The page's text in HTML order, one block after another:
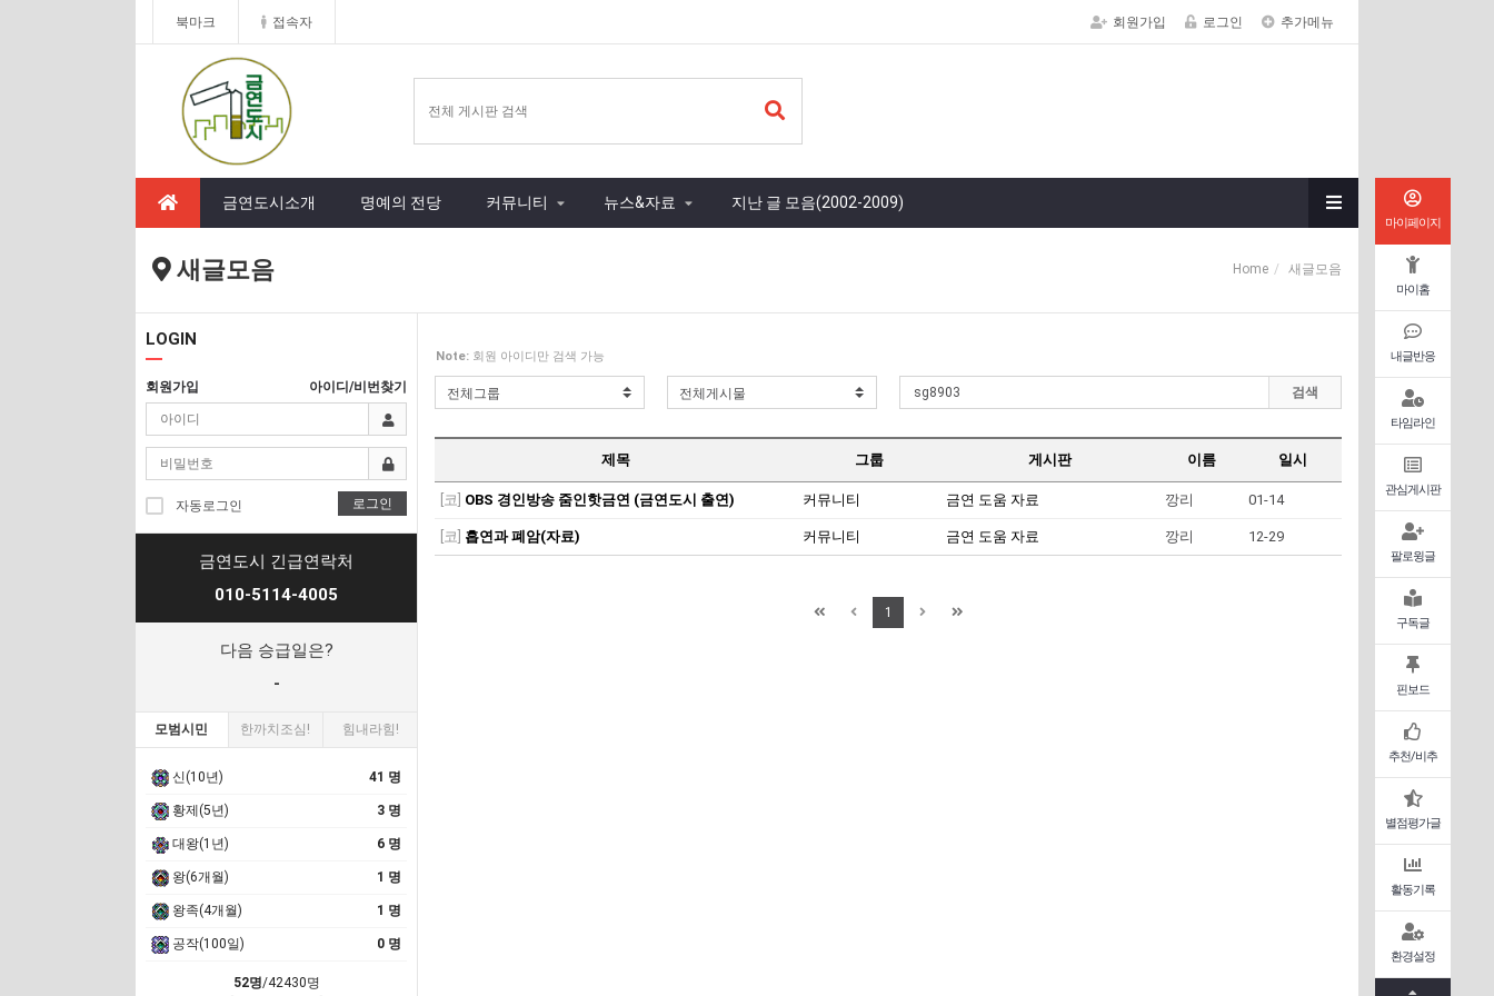
북마크 접속자 회원가입 로그인 추가메뉴
금연도시소개 명예의 전당 커뮤니티 뉴스&자료 지난 글 모음(2002-2009)
새글모음 Home 새글모음
마이페이지
마이홈
내글반응
타임라인
관심게시판
팔로윙글
구독글
핀보드
추천/비추
별점평가글
활동기록
환경설정
LOGIN
회원가입 아이디/비번찾기
자동로그인 로그인
금연도시 긴급연락처
010-5114-4005
다음 승급일은?
-
모범시민 한까치조심! 힘내라힘!
신(10년) 41 명
황제(5년) 3 명
대왕(1년) 6 명
왕(6개월) 1 명
왕족(4개월) 1 명
공작(100일) 0 명
52명/42430명
Note: 회원 아이디만 검색 가능
검색
제목 그룹 게시판 이름 일시
[코] OBS 경인방송 줌인핫금연 (금연도시 출연) 커뮤니티 금연 도움 자료 깡리 01-14
[코] 흡연과 폐암(자료) 커뮤니티 금연 도움 자료 깡리 12-29
1